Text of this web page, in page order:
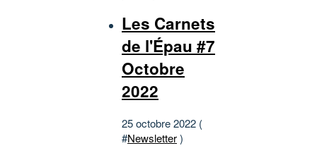
Les Carnets
de l'Épau #7
Octobre
2022
25 octobre 2022 (
#Newsletter)